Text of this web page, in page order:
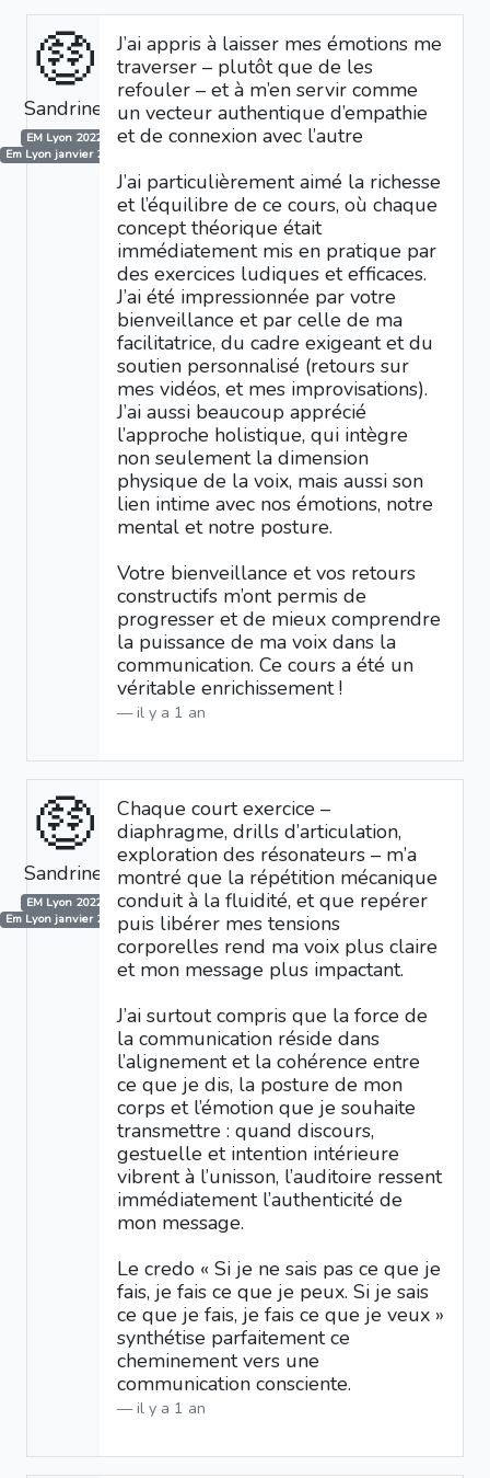
🤑
Sandrine
EM Lyon 2022
Em Lyon janvier 2025
J’ai appris à laisser mes émotions me
traverser – plutôt que de les
refouler – et à m’en servir comme
un vecteur authentique d’empathie
et de connexion avec l’autre
J’ai particulièrement aimé la richesse
et l’équilibre de ce cours, où chaque
concept théorique était
immédiatement mis en pratique par
des exercices ludiques et efficaces.
J’ai été impressionnée par votre
bienveillance et par celle de ma
facilitatrice, du cadre exigeant et du
soutien personnalisé (retours sur
mes vidéos, et mes improvisations).
J’ai aussi beaucoup apprécié
l’approche holistique, qui intègre
non seulement la dimension
physique de la voix, mais aussi son
lien intime avec nos émotions, notre
mental et notre posture.
Votre bienveillance et vos retours
constructifs m’ont permis de
progresser et de mieux comprendre
la puissance de ma voix dans la
communication. Ce cours a été un
véritable enrichissement !
il y a 1 an
🤑
Sandrine
EM Lyon 2022
Em Lyon janvier 2025
Chaque court exercice –
diaphragme, drills d’articulation,
exploration des résonateurs – m’a
montré que la répétition mécanique
conduit à la fluidité, et que repérer
puis libérer mes tensions
corporelles rend ma voix plus claire
et mon message plus impactant.
J’ai surtout compris que la force de
la communication réside dans
l’alignement et la cohérence entre
ce que je dis, la posture de mon
corps et l’émotion que je souhaite
transmettre : quand discours,
gestuelle et intention intérieure
vibrent à l’unisson, l’auditoire ressent
immédiatement l’authenticité de
mon message.
Le credo « Si je ne sais pas ce que je
fais, je fais ce que je peux. Si je sais
ce que je fais, je fais ce que je veux »
synthétise parfaitement ce
cheminement vers une
communication consciente.
il y a 1 an